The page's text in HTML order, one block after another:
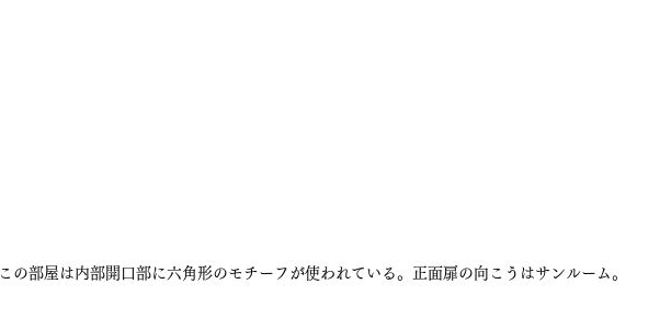
この部屋は内部開口部に六角形のモチーフが使われている。正面扉の向こうはサンルーム。